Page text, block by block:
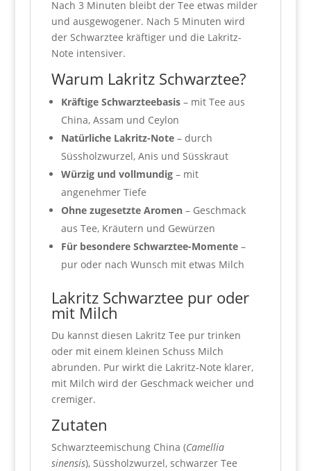
Nach 3 Minuten bleibt der Tee etwas milder
und ausgewogener. Nach 5 Minuten wird
der Schwarztee kräftiger und die Lakritz-
Note intensiver.
Warum Lakritz Schwarztee?
Kräftige Schwarzteebasis– mit Tee aus
China, Assam und Ceylon
Natürliche Lakritz-Note– durch
Süssholzwurzel, Anis und Süsskraut
Würzig und vollmundig– mit
angenehmer Tiefe
Ohne zugesetzte Aromen– Geschmack
aus Tee, Kräutern und Gewürzen
Für besondere Schwarztee-Momente–
pur oder nach Wunsch mit etwas Milch
Lakritz Schwarztee pur oder
mit Milch
Du kannst diesen Lakritz Tee pur trinken
oder mit einem kleinen Schuss Milch
abrunden. Pur wirkt die Lakritz-Note klarer,
mit Milch wird der Geschmack weicher und
cremiger.
Zutaten
Schwarzteemischung China (Camellia
sinensis), Süssholzwurzel, schwarzer Tee